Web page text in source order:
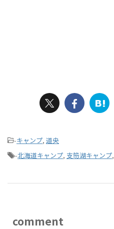
-キャンプ, 道央
-北海道キャンプ, 支笏湖キャンプ,
comment